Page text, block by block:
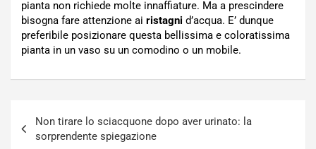
pianta non richiede molte innaffiature. Ma a prescindere
bisogna fare attenzione ai ristagni d’acqua. E’ dunque
preferibile posizionare questa bellissima e coloratissima
pianta in un vaso su un comodino o un mobile.
articoli
Non tirare lo sciacquone dopo aver urinato: la
sorprendente spiegazione